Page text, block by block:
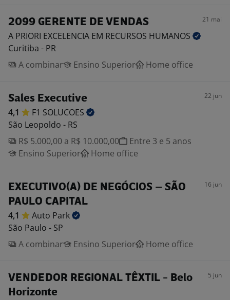
2099 GERENTE DE VENDAS 21 mai
A PRIORI EXCELENCIA EM RECURSOS HUMANOS
Curitiba - PR
A combinar
Ensino Superior Home office
Sales Executive 22 jun
4,1 F1 SOLUCOES
São Leopoldo - RS
R$ 5.000,00 a R$ 10.000,00
Entre 3 e 5 anos
Ensino Superior
Home office
EXECUTIVO(A) DE NEGÓCIOS – SÃO
PAULO CAPITAL
16 jun
4,1 Auto Park
São Paulo - SP
A combinar
Ensino Superior Home office
VENDEDOR REGIONAL TÊXTIL - Belo
Horizonte
5 jun